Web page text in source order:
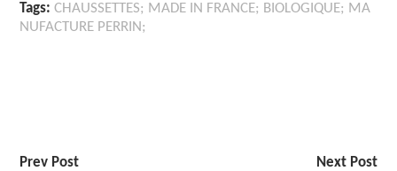
Tags: CHAUSSETTES; MADE IN FRANCE; BIOLOGIQUE; MA
NUFACTURE PERRIN;
Prev Post
Next Post